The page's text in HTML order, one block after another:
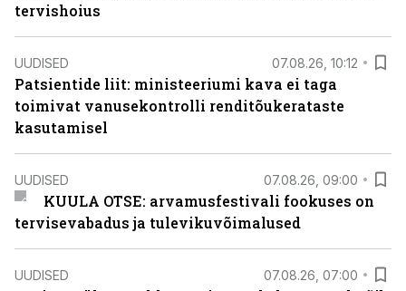
tervishoius
UUDISED 07.08.26, 10:12
Patsientide liit: ministeeriumi kava ei taga
toimivat vanusekontrolli renditõukerataste
kasutamisel
UUDISED 07.08.26, 09:00
KUULA OTSE: arvamusfestivali fookuses on
tervisevabadus ja tulevikuvõimalused
UUDISED 07.08.26, 07:00